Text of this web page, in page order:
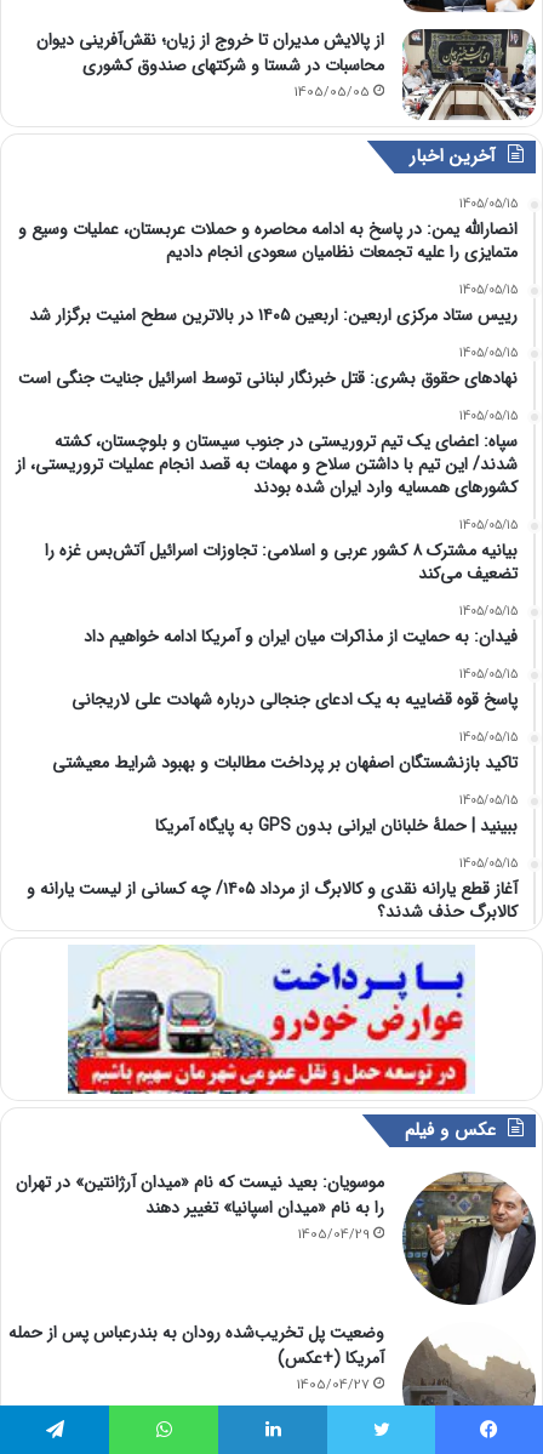
از پالایش مدیران تا خروج از زیان؛ نقش‌آفرینی دیوان
محاسبات در شستا و شرکتهای صندوق کشوری
1405/05/05
آخرین اخبار
1405/05/15
انصارالله یمن: در پاسخ به ادامه محاصره و حملات عربستان، عملیات وسیع و
متمایزی را علیه تجمعات نظامیان سعودی انجام دادیم
1405/05/15
رییس ستاد مرکزی اربعین: اربعین ۱۴۰۵ در بالاترین سطح امنیت برگزار شد
1405/05/15
نهادهای حقوق بشری: قتل خبرنگار لبنانی توسط اسرائیل جنایت جنگی است
1405/05/15
سپاه: اعضای یک تیم تروریستی در جنوب سیستان و بلوچستان، کشته
شدند/ این تیم با داشتن سلاح و مهمات به قصد انجام عملیات تروریستی، از
کشورهای همسایه وارد ایران شده بودند
1405/05/15
بیانیه مشترک ۸ کشور عربی و اسلامی: تجاوزات اسرائیل آتش‌بس غزه را
تضعیف می‌کند
1405/05/15
فیدان: به حمایت از مذاکرات میان ایران و آمریکا ادامه خواهیم داد
1405/05/15
پاسخ قوه قضاییه به یک ادعای جنجالی درباره شهادت علی لاریجانی
1405/05/15
تاکید بازنشستگان اصفهان بر پرداخت مطالبات و بهبود شرایط معیشتی
1405/05/15
ببینید | حملۀ خلبانان ایرانی بدون GPS به پایگاه آمریکا
1405/05/15
آغاز قطع یارانه نقدی و کالابرگ از مرداد ۱۴۰۵/ چه کسانی از لیست یارانه و
کالابرگ حذف شدند؟
عکس و فیلم
موسویان: بعید نیست که نام «میدان آرژانتین» در تهران
را به نام «میدان اسپانیا» تغییر دهند
1405/04/29
وضعیت پل تخریب‌شده رودان به بندرعباس پس از حمله
آمریکا (+عکس)
1405/04/27